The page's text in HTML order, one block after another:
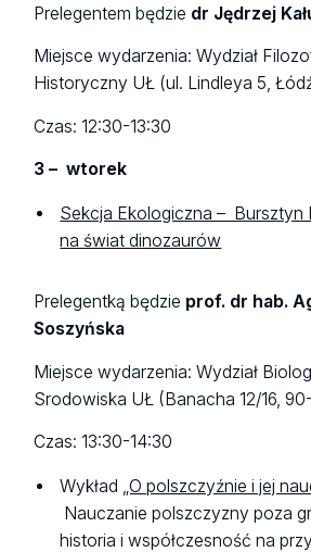
Prelegentem będzie dr Jędrzej
Miejsce wydarzenia: Wydział
Historyczny UŁ (ul. Lindleya 5,
Czas: 12:30-13:30
3 – wtorek
Sekcja Ekologiczna – Bursztyn
na świat dinozaurów
Prelegentką będzie prof. dr hab.
Soszyńska
Miejsce wydarzenia: Wydział
Srodowiska UŁ (Banacha 12/16,
Czas: 13:30-14:30
Wykład „O polszczyźnie i jej
Nauczanie polszczyzny poza
historia i współczesność na